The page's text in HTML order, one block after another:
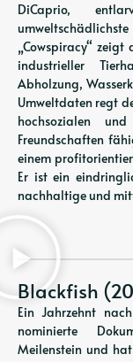
DiCaprio,
„Cowspiracy“ zeigt
industrieller
Abholzung,
Umweltdaten regt
hochsozialen
Freundschaften
einem
Er ist ein
nachhaltige und
Blackfish
Ein Jahrzehnt
nominierte
Meilenstein und